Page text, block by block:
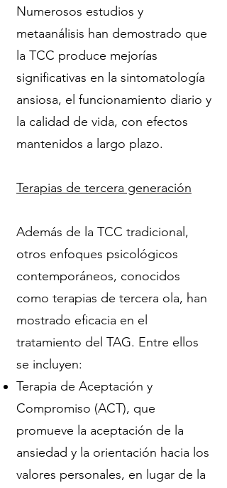
Numerosos estudios y
metaanálisis han demostrado que
la TCC produce mejorías
significativas en la sintomatología
ansiosa, el funcionamiento diario y
la calidad de vida, con efectos
mantenidos a largo plazo.
Terapias de tercera generación
Además de la TCC tradicional,
otros enfoques psicológicos
contemporáneos, conocidos
como terapias de tercera ola, han
mostrado eficacia en el
tratamiento del TAG. Entre ellos
se incluyen:
Terapia de Aceptación y
Compromiso (ACT), que
promueve la aceptación de la
ansiedad y la orientación hacia los
valores personales, en lugar de la